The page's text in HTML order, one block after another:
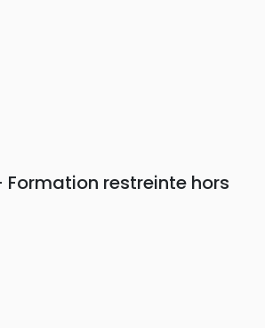
restreinte hors